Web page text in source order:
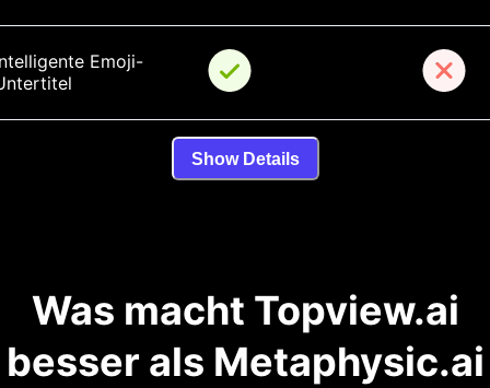
Emoji-
Show Details
Was macht Topview.ai
besser als Metaphysic.ai